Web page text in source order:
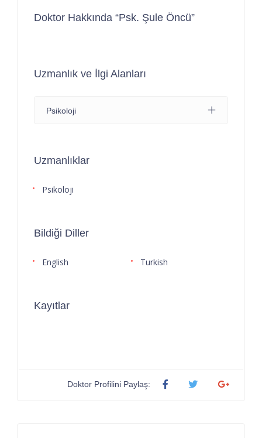
Doktor Hakkında “Psk. Şule Öncü”
Uzmanlık ve İlgi Alanları
Psikoloji
Uzmanlıklar
Psikoloji
Bildiği Diller
English Turkish
Kayıtlar
Doktor Profilini Paylaş: